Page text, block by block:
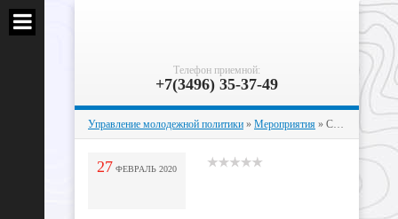
Телефон приемной:
+7(3496) 35-37-49
Управление молодежной политики » Мероприятия » Семинар для специалистов прошёл в Центре «Доверие»
27 ФЕВРАЛЬ 2020